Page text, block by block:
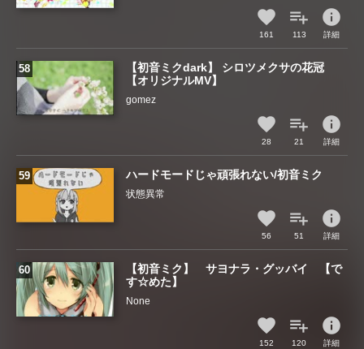
161 113
info
詳細
【初音ミクdark】 シロツメクサの花冠
【オリジナルMV】
gomez
28 21
info
詳細
ハードモードじゃ頑張れない/初音ミク
状態異常
56 51
info
詳細
【初音ミク】 サヨナラ・グッバイ 【で
す☆めた】
None
152 120
info
詳細